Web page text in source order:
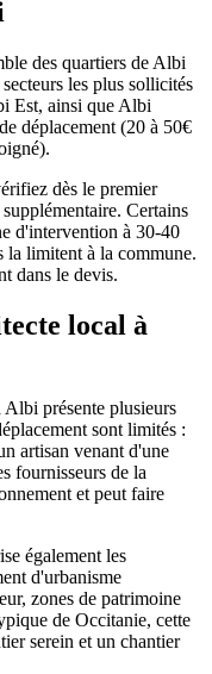
des quartiers de Albi
les plus sollicités
Est, ainsi que Albi
déplacement (20 à 50€
dès le premier
Certains
d'intervention à 30-40
la limitent à la commune.
dans le devis.
local à
présente plusieurs
sont limités :
artisan venant d'une
fournisseurs de la
et peut faire
également les
d'urbanisme
zones de patrimoine
de Occitanie, cette
serein et un chantier